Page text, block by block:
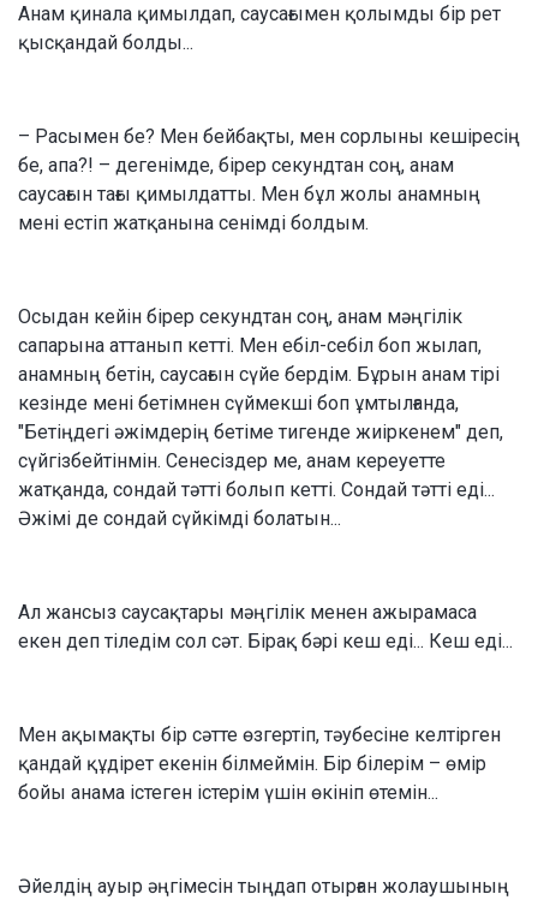
Анам қинала қимылдап, саусағымен қолымды бір рет
қысқандай болды...
– Расымен бе? Мен бейбақты, мен сорлыны кешіресің
бе, апа?! – дегенімде, бірер секундтан соң, анам
саусағын тағы қимылдатты. Мен бұл жолы анамның
мені естіп жатқанына сенімді болдым.
Осыдан кейін бірер секундтан соң, анам мәңгілік
сапарына аттанып кетті. Мен ебіл-себіл боп жылап,
анамның бетін, саусағын сүйе бердім. Бұрын анам тірі
кезінде мені бетімнен сүймекші боп ұмтылғанда,
"Бетіңдегі әжімдерің бетіме тигенде жиіркенем" деп,
сүйгізбейтінмін. Сенесіздер ме, анам кереуетте
жатқанда, сондай тәтті болып кетті. Сондай тәтті еді...
Әжімі де сондай сүйкімді болатын...
Ал жансыз саусақтары мәңгілік менен ажырамаса
екен деп тіледім сол сәт. Бірақ бәрі кеш еді... Кеш еді...
Мен ақымақты бір сәтте өзгертіп, тәубесіне келтірген
қандай құдірет екенін білмеймін. Бір білерім – өмір
бойы анама істеген істерім үшін өкініп өтемін...
Әйелдің ауыр әңгімесін тыңдап отырған жолаушының